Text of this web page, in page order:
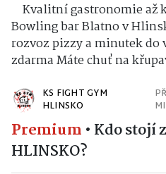
Kvalitní gastronomie až
Bowling bar Blatno v
rozvoz pizzy a minutek do
zdarma Máte chuť na
KS FIGHT GYM
HLINSKO
Premium • Kdo stojí
HLINSKO?